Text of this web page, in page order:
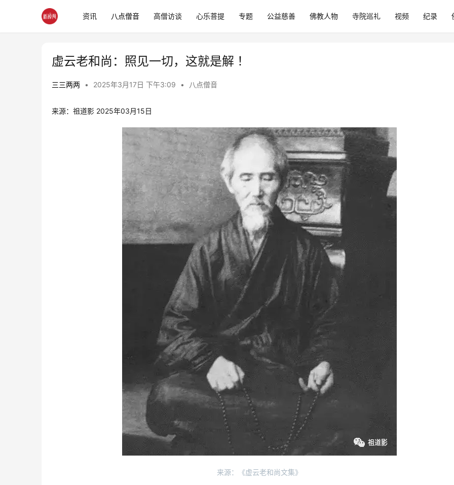
资讯 八点僧音 高僧访谈 心乐菩提 专题 公益慈善 佛教人物 寺院巡礼 视频 纪录
虚云老和尚：照见一切，这就是解 ！
三三两两 • 2025年3月17日 下午3:09 • 八点僧音
来源：祖道影 2025年03月15日
来源：《虚云老和尚文集》